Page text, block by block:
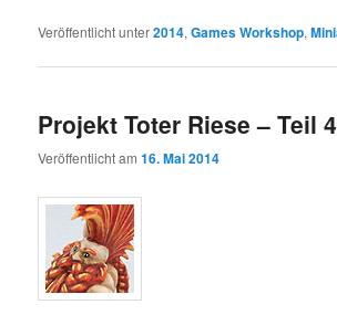
Veröffentlicht unter2014,Games Workshop,
Projekt Toter Riese – Teil 4
Veröffentlicht am16. Mai 2014